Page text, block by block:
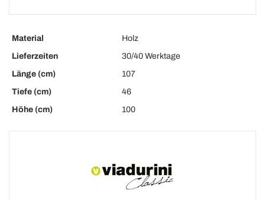
Material
Holz
Lieferzeiten
30/40 Werktage
Länge (cm)
107
Tiefe (cm)
46
Höhe (cm)
100